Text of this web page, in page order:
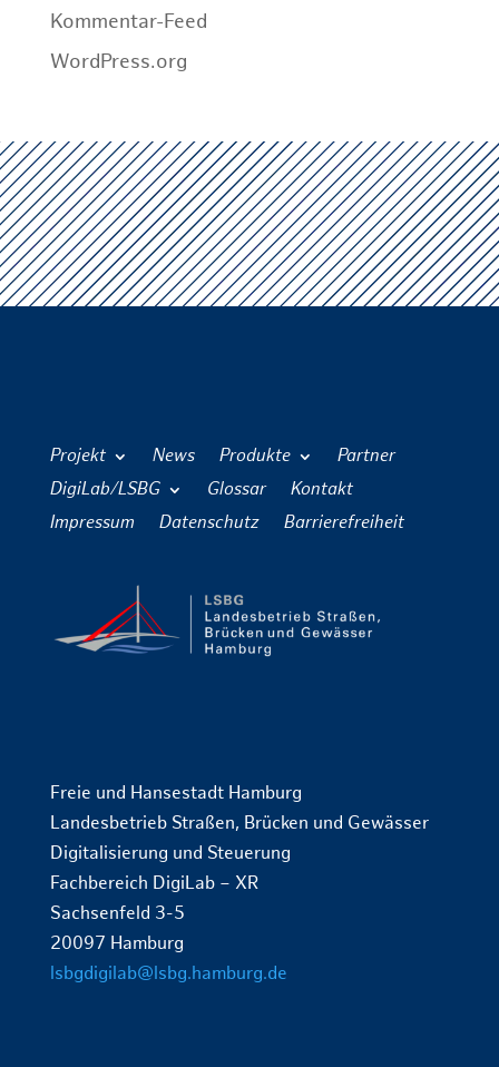
Kommentar-Feed
WordPress.org
Projekt News Produkte
Partner
DigiLab/LSBG
Glossar
Kontakt
Impressum
Datenschutz Barrierefreiheit
Freie und Hansestadt Hamburg
Landesbetrieb Straßen, Brücken und Gewässer
Digitalisierung und Steuerung
Fachbereich DigiLab – XR
Sachsenfeld 3-5
20097 Hamburg
lsbgdigilab@lsbg.hamburg.de